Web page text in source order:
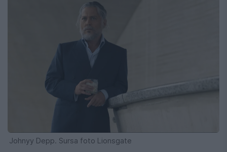
Johnyy Depp. Sursa foto Lionsgate